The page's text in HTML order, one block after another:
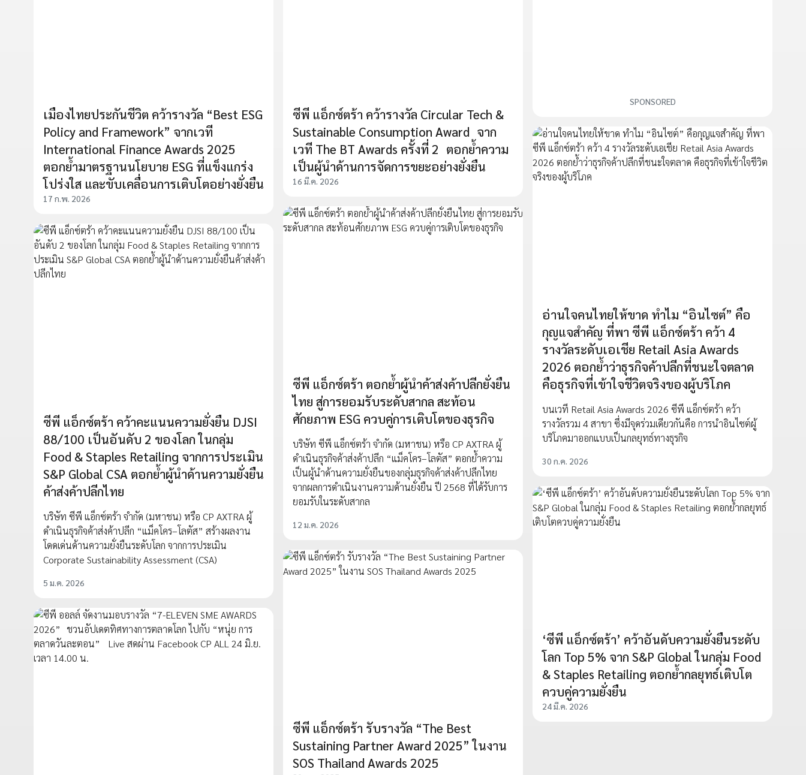
เมืองไทยประกันชีวิต คว้ารางวัล “Best ESG
Policy and Framework” จากเวที
International Finance Awards 2025
ตอกย้ำมาตรฐานนโยบาย ESG ที่แข็งแกร่ง
โปร่งใส และขับเคลื่อนการเติบโตอย่างยั่งยืน
17 ก.พ. 2026
ซีพี แอ็กซ์ตร้า คว้ารางวัล Circular Tech &
Sustainable Consumption Award จาก
เวที The BT Awards ครั้งที่ 2 ตอกย้ำความ
เป็นผู้นำด้านการจัดการขยะอย่างยั่งยืน
16 มี.ค. 2026
SPONSORED
อ่านใจคนไทยให้ขาด ทำไม “อินไซต์” คือ
กุญแจสำคัญ ที่พา ซีพี แอ็กซ์ตร้า คว้า 4
รางวัลระดับเอเชีย Retail Asia Awards
2026 ตอกย้ำว่าธุรกิจค้าปลีกที่ชนะใจตลาด
คือธุรกิจที่เข้าใจชีวิตจริงของผู้บริโภค
บนเวที Retail Asia Awards 2026 ซีพี แอ็กซ์ตร้า คว้า
รางวัลรวม 4 สาขา ซึ่งมีจุดร่วมเดียวกันคือ การนำอินไซต์ผู้
บริโภคมาออกแบบเป็นกลยุทธ์ทางธุรกิจ
30 ก.ค. 2026
ซีพี แอ็กซ์ตร้า ตอกย้ำผู้นำค้าส่งค้าปลีกยั่งยืน
ไทย สู่การยอมรับระดับสากล สะท้อน
ศักยภาพ ESG ควบคู่การเติบโตของธุรกิจ
บริษัท ซีพี แอ็กซ์ตร้า จำกัด (มหาชน) หรือ CP AXTRA ผู้
ดำเนินธุรกิจค้าส่งค้าปลีก “แม็คโคร–โลตัส” ตอกย้ำความ
เป็นผู้นำด้านความยั่งยืนของกลุ่มธุรกิจค้าส่งค้าปลีกไทย
จากผลการดำเนินงานความด้านยั่งยืน ปี 2568 ที่ได้รับการ
ยอมรับในระดับสากล
12 ม.ค. 2026
ซีพี แอ็กซ์ตร้า คว้าคะแนนความยั่งยืน DJSI
88/100 เป็นอันดับ 2 ของโลก ในกลุ่ม
Food & Staples Retailing จากการประเมิน
S&P Global CSA ตอกย้ำผู้นำด้านความยั่งยืน
ค้าส่งค้าปลีกไทย
บริษัท ซีพี แอ็กซ์ตร้า จำกัด (มหาชน) หรือ CP AXTRA ผู้
ดำเนินธุรกิจค้าส่งค้าปลีก “แม็คโคร–โลตัส” สร้างผลงาน
โดดเด่นด้านความยั่งยืนระดับโลก จากการประเมิน
Corporate Sustainability Assessment (CSA)
5 ม.ค. 2026
‘ซีพี แอ็กซ์ตร้า’ คว้าอันดับความยั่งยืนระดับ
โลก Top 5% จาก S&P Global ในกลุ่ม Food
& Staples Retailing ตอกย้ำกลยุทธ์เติบโต
ควบคู่ความยั่งยืน
24 มี.ค. 2026
ซีพี แอ็กซ์ตร้า รับรางวัล “The Best
Sustaining Partner Award 2025” ในงาน
SOS Thailand Awards 2025